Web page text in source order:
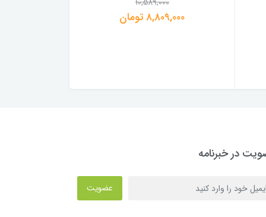
8,809,000 تومان
در خبرنامه
عضویت